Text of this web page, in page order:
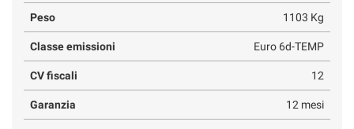
Peso 1103 Kg
Classe emissioni Euro 6d-TEMP
CV fiscali 12
Garanzia 12 mesi